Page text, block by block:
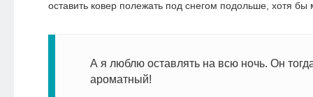
оставить ковер полежать под снегом подольше, хотя бы
А я люблю оставлять на всю ночь. Он
ароматный!